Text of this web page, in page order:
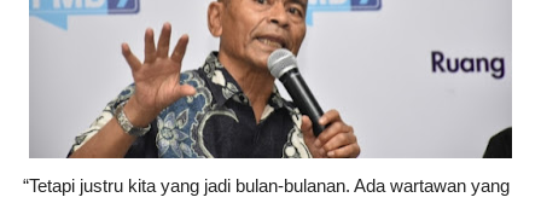
“Tetapi justru kita yang jadi bulan-bulanan. Ada wartawan yang